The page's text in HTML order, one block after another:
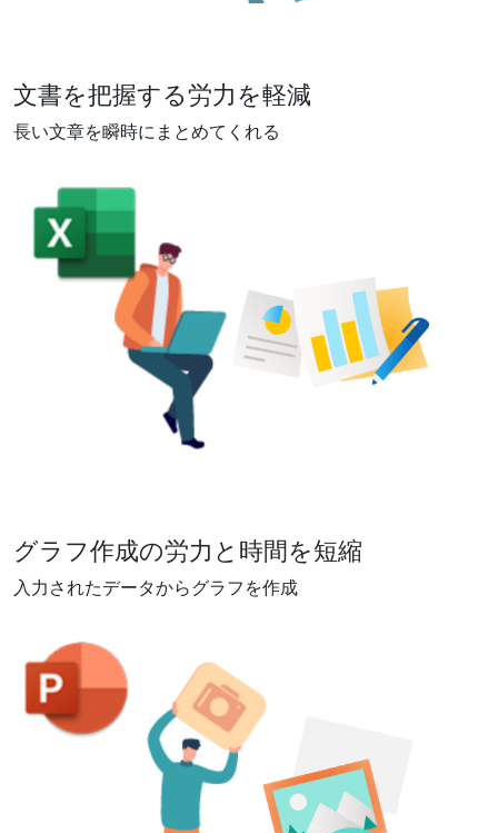
文書を把握する労力を軽減
長い文章を瞬時にまとめてくれる
グラフ作成の労力と時間を短縮
入力されたデータからグラフを作成